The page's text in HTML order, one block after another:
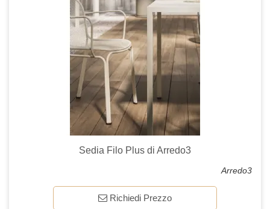
Sedia Filo Plus di Arredo3
Arredo3
Richiedi Prezzo